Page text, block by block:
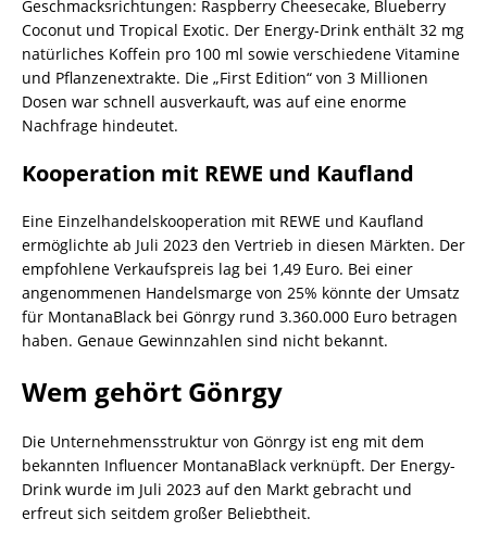
Geschmacksrichtungen: Raspberry Cheesecake, Blueberry
Coconut und Tropical Exotic. Der Energy-Drink enthält 32 mg
natürliches Koffein pro 100 ml sowie verschiedene Vitamine
und Pflanzenextrakte. Die „First Edition“ von 3 Millionen
Dosen war schnell ausverkauft, was auf eine enorme
Nachfrage hindeutet.
Kooperation mit REWE und Kaufland
Eine Einzelhandelskooperation mit REWE und Kaufland
ermöglichte ab Juli 2023 den Vertrieb in diesen Märkten. Der
empfohlene Verkaufspreis lag bei 1,49 Euro. Bei einer
angenommenen Handelsmarge von 25% könnte der Umsatz
für MontanaBlack bei Gönrgy rund 3.360.000 Euro betragen
haben. Genaue Gewinnzahlen sind nicht bekannt.
Wem gehört Gönrgy
Die Unternehmensstruktur von Gönrgy ist eng mit dem
bekannten Influencer MontanaBlack verknüpft. Der Energy-
Drink wurde im Juli 2023 auf den Markt gebracht und
erfreut sich seitdem großer Beliebtheit.